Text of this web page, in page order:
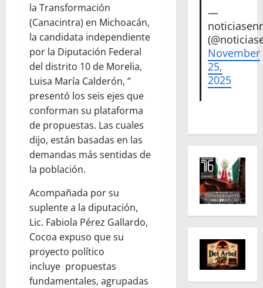
la Transformación
(Canacintra) en Michoacán,
la candidata independiente
por la Diputación Federal
del distrito 10 de Morelia,
Luisa María Calderón, ”
presentó los seis ejes que
conforman su plataforma
de propuestas. Las cuales
dijo, están basadas en las
demandas más sentidas de
la población.
Acompañada por su
suplente a la diputación,
Lic. Fabiola Pérez Gallardo,
Cocoa expuso que su
proyecto político
incluye propuestas
fundamentales, agrupadas
—
November
25,
2025